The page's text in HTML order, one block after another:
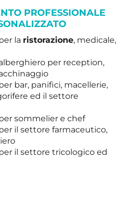
PROFESSIONALE
la ristorazione, medicale,
per reception,
bar, panifici, macellerie,
ed il settore
sommelier e chef
il settore farmaceutico,
il settore tricologico ed